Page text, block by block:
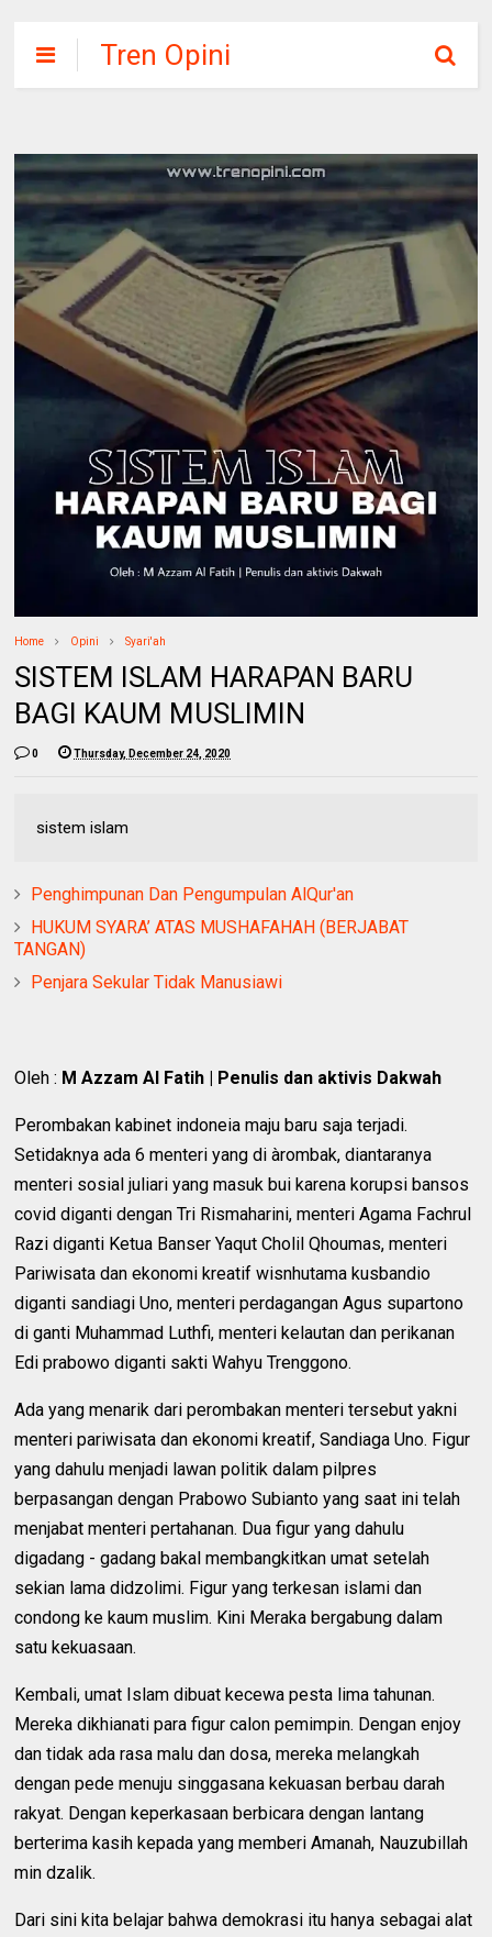
Tren Opini
Home Opini Syari'ah
SISTEM ISLAM HARAPAN BARU
BAGI KAUM MUSLIMIN
0 Thursday, December 24, 2020
sistem islam
Penghimpunan Dan Pengumpulan AlQur'an
HUKUM SYARA’ ATAS MUSHAFAHAH (BERJABAT
TANGAN)
Penjara Sekular Tidak Manusiawi
Oleh : M Azzam Al Fatih | Penulis dan aktivis Dakwah
Perombakan kabinet indoneia maju baru saja terjadi.
Setidaknya ada 6 menteri yang di àrombak, diantaranya
menteri sosial juliari yang masuk bui karena korupsi bansos
covid diganti dengan Tri Rismaharini, menteri Agama Fachrul
Razi diganti Ketua Banser Yaqut Cholil Qhoumas, menteri
Pariwisata dan ekonomi kreatif wisnhutama kusbandio
diganti sandiagi Uno, menteri perdagangan Agus supartono
di ganti Muhammad Luthfi, menteri kelautan dan perikanan
Edi prabowo diganti sakti Wahyu Trenggono.
Ada yang menarik dari perombakan menteri tersebut yakni
menteri pariwisata dan ekonomi kreatif, Sandiaga Uno. Figur
yang dahulu menjadi lawan politik dalam pilpres
berpasangan dengan Prabowo Subianto yang saat ini telah
menjabat menteri pertahanan. Dua figur yang dahulu
digadang - gadang bakal membangkitkan umat setelah
sekian lama didzolimi. Figur yang terkesan islami dan
condong ke kaum muslim. Kini Meraka bergabung dalam
satu kekuasaan.
Kembali, umat Islam dibuat kecewa pesta lima tahunan.
Mereka dikhianati para figur calon pemimpin. Dengan enjoy
dan tidak ada rasa malu dan dosa, mereka melangkah
dengan pede menuju singgasana kekuasan berbau darah
rakyat. Dengan keperkasaan berbicara dengan lantang
berterima kasih kepada yang memberi Amanah, Nauzubillah
min dzalik.
Dari sini kita belajar bahwa demokrasi itu hanya sebagai alat